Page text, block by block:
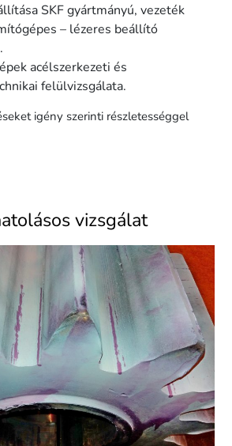
SKF gyártmányú, vezeték
– lézeres beállító
acélszerkezeti és
felülvizsgálata.
igény szerinti részletességgel
vizsgálat